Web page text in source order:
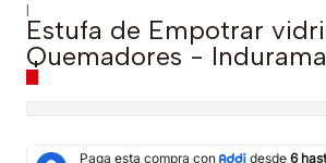
|
Estufa de Empotrar
Quemadores - Indurama